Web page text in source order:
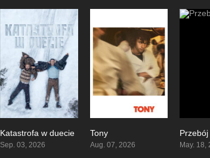
0
Katastrofa w duecie
Sep. 03, 2026
Tony
Aug. 07, 2026 May. 18,